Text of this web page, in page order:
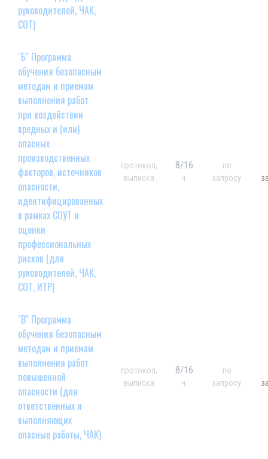
руководителей, ЧАК,
СОТ)
"Б" Программа
обучения безопасным
методам и приемам
выполнения работ
при воздействии
вредных и (или)
опасных
производственных
факторов, источников
опасности,
идентифицированных
в рамках СОУТ и
оценки
профессиональных
рисков (для
руководителей, ЧАК,
СОТ, ИТР)
протокол,
выписка
8/16
ч.
по
запросу
"В" Программа
обучения безопасным
методам и приемам
выполнения работ
повышенной
опасности (для
ответственных и
выполняющих
опасные работы, ЧАК)
протокол,
выписка
8/16
ч.
по
запросу